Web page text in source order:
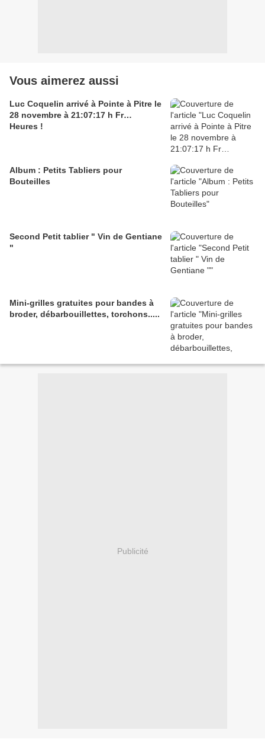
Vous aimerez aussi
Luc Coquelin arrivé à Pointe à Pitre le
28 novembre à 21:07:17 h Fr…
Heures !
Album : Petits Tabliers pour
Bouteilles
Second Petit tablier " Vin de Gentiane
"
Mini-grilles gratuites pour bandes à
broder, débarbouillettes, torchons.....
Publicité